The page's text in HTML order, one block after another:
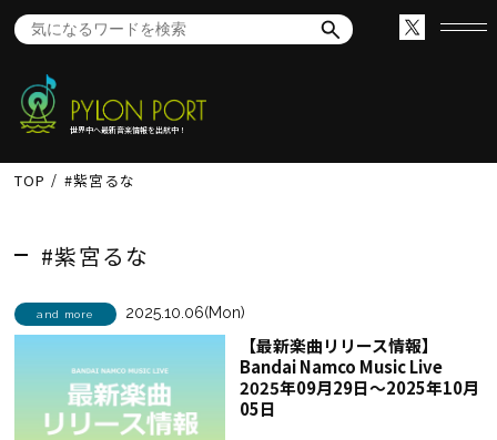
世界中へ最新音楽情報を出航中！
TOP #紫宮るな
#紫宮るな
and more 2025.10.06(Mon)
【最新楽曲リリース情報】
Bandai Namco Music Live
2025年09月29日～2025年10月
05日